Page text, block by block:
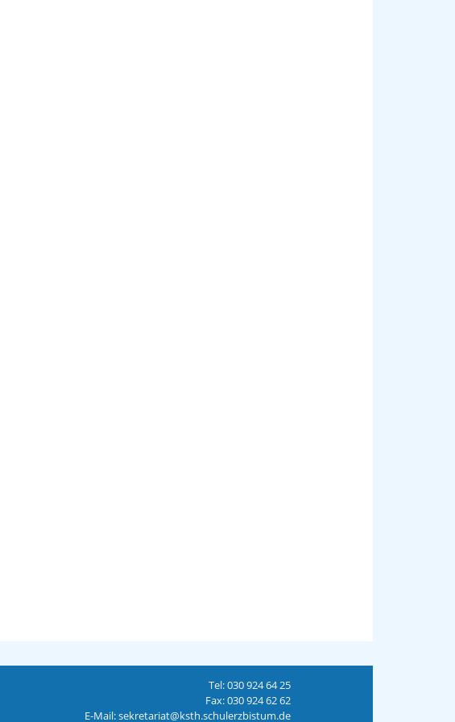
Tel: 030 924 64 25
Fax: 030 924 62 62
E-Mail: sekretariat@ksth.schulerzbistum.de